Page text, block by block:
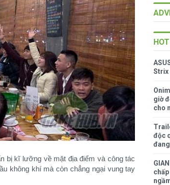
bị kĩ lưỡng về mặt địa điểm và công tác
không khí mà còn chẳng ngại vung tay
Strix
giờ
cho
độc